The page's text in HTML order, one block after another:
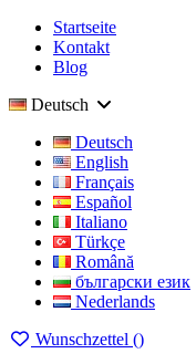
Startseite
Kontakt
Blog
Deutsch
Deutsch
English
Français
Español
Italiano
Türkçe
Română
български език
Nederlands
Wunschzettel ()